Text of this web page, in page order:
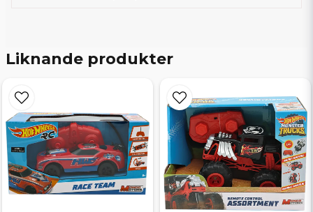
Liknande produkter